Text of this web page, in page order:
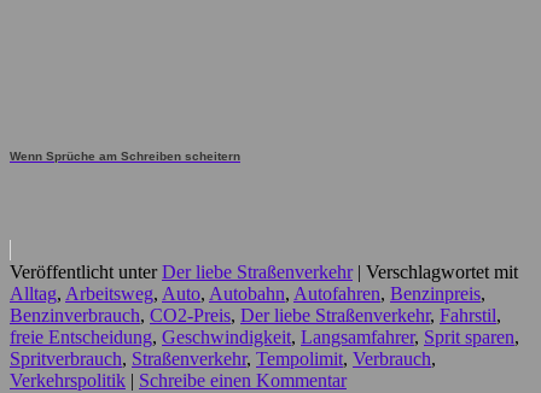
Wenn Sprüche am Schreiben scheitern
Veröffentlicht unter Der liebe Straßenverkehr
Verschlagwortet mit
Alltag, Arbeitsweg, Auto, Autobahn, Autofahren, Benzinpreis,
Benzinverbrauch, CO2-Preis, Der liebe Straßenverkehr, Fahrstil,
freie Entscheidung, Geschwindigkeit, Langsamfahrer, Sprit sparen,
Spritverbrauch, Straßenverkehr, Tempolimit, Verbrauch,
Verkehrspolitik
Schreibe einen Kommentar